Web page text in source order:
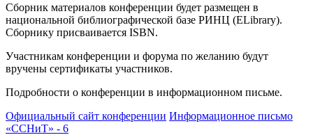
Сборник материалов конференции будет размещен в
национальной библиографической базе РИНЦ (ELibrary).
Сборнику присваивается ISBN.
Участникам конференции и форума по желанию будут
вручены сертификаты участников.
Подробности о конференции в информационном письме.
Официальный сайт конференции Информационное письмо
«ССНиТ» - 6